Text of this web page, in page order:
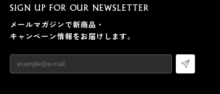
SIGN UP FOR OUR NEWSLETTER
メールマガジンで新商品・
キャンペーン情報をお届けします。